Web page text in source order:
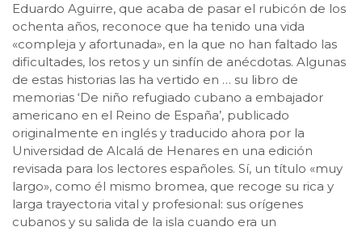
Eduardo Aguirre, que acaba de pasar el rubicón de los
ochenta años, reconoce que ha tenido una vida
«compleja y afortunada», en la que no han faltado las
dificultades, los retos y un sinfín de anécdotas. Algunas
de estas historias las ha vertido en … su libro de
memorias ‘De niño refugiado cubano a embajador
americano en el Reino de España’, publicado
originalmente en inglés y traducido ahora por la
Universidad de Alcalá de Henares en una edición
revisada para los lectores españoles. Sí, un título «muy
largo», como él mismo bromea, que recoge su rica y
larga trayectoria vital y profesional: sus orígenes
cubanos y su salida de la isla cuando era un